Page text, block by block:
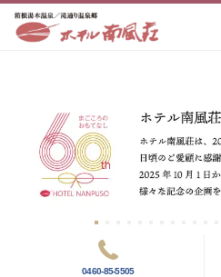
0460-85-5505